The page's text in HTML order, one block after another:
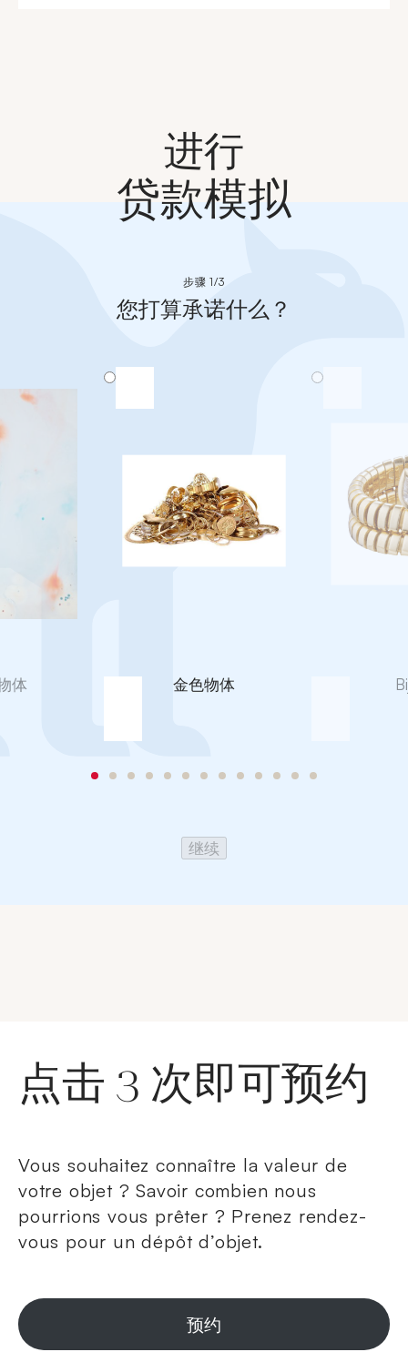
进行
贷款模拟
步骤 1/3
您打算承诺什么？
体 金色物体
继续
点击 3 次即可预约
Vous souhaitez connaître la valeur de
votre objet ? Savoir combien nous
pourrions vous prêter ? Prenez rendez-
vous pour un dépôt d’objet.
预约